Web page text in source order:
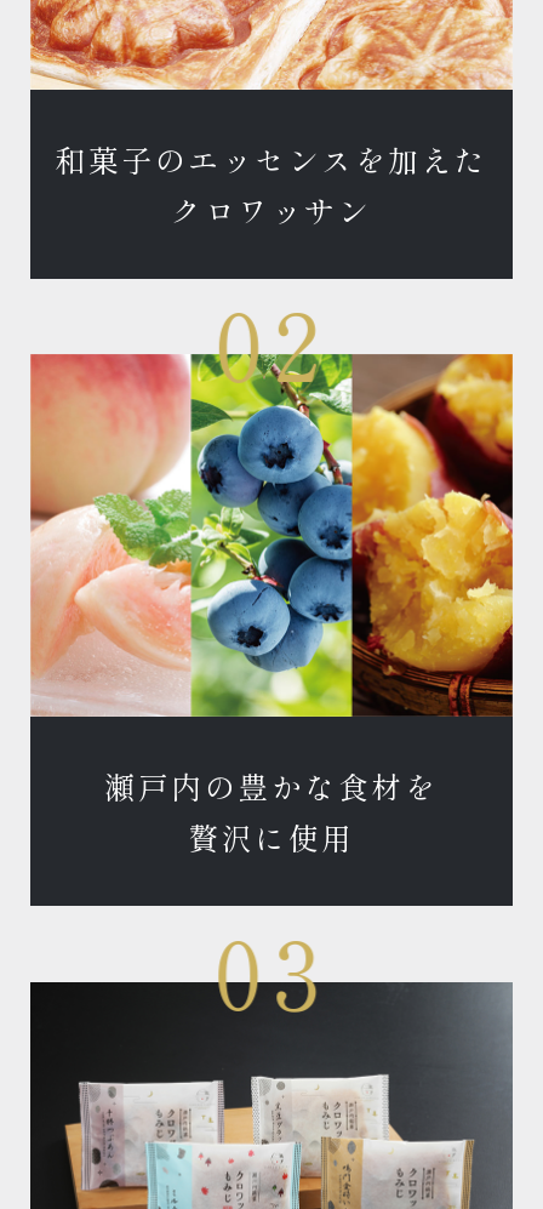
和菓子のエッセンスを加えた
クロワッサン
瀬戸内の豊かな食材を
贅沢に使用